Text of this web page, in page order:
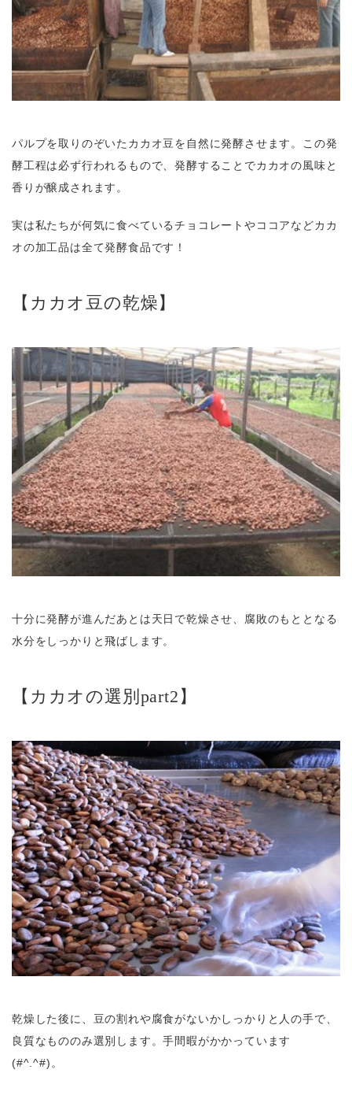
パルプを取りのぞいたカカオ豆を自然に発酵させます。この発
酵工程は必ず行われるもので、発酵することでカカオの風味と
香りが醸成されます。
実は私たちが何気に食べているチョコレートやココアなどカカ
オの加工品は全て発酵食品です！
【カカオ豆の乾燥】
十分に発酵が進んだあとは天日で乾燥させ、腐敗のもととなる
水分をしっかりと飛ばします。
【カカオの選別part2】
乾燥した後に、豆の割れや腐食がないかしっかりと人の手で、
良質なもののみ選別します。手間暇がかかっています
(#^.^#)。